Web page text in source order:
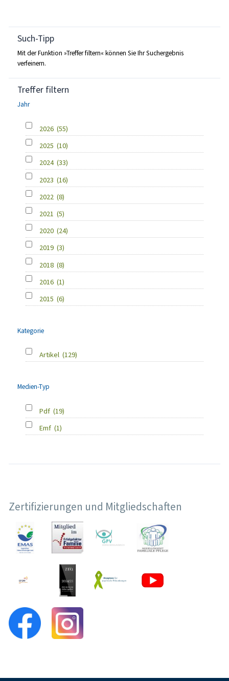
Such-Tipp
Mit der Funktion »Treffer filtern« können Sie Ihr Suchergebnis
verfeinern.
Treffer filtern
Jahr
2026 (55)
2025 (10)
2024 (33)
2023 (16)
2022 (8)
2021 (5)
2020 (24)
2019 (3)
2018 (8)
2016 (1)
2015 (6)
Kategorie
Artikel (129)
Medien-Typ
Pdf (19)
Emf (1)
Zertifizierungen und Mitgliedschaften